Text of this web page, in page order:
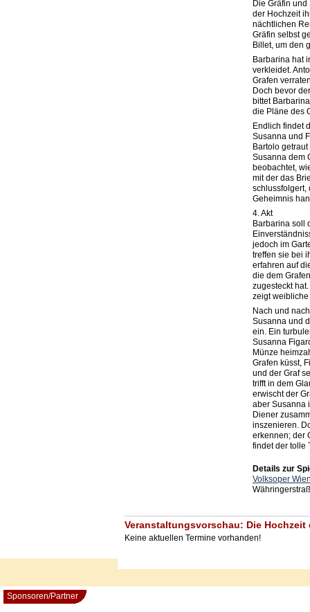
Die Gräfin
der Hochzeit
nächtlichen
Gräfin selbst
Billet, um den
Barbarina hat
verkleidet.
Grafen
Doch bevor
bittet
die Pläne des
Endlich findet
Susanna und
Bartolo
Susanna dem
beobachtet,
mit der das
schlussfolgert,
Geheimnis
4. Akt
Barbarina soll
jedoch im
treffen sie bei
erfahren auf
die dem
zugesteckt
zeigt
Nach und
Susanna und
ein. Ein
Susanna
Münze
Grafen küsst,
und der Graf
trifft in dem
erwischt der
aber Susanna
Diener
inszenieren.
erkennen; der
findet der tolle
Details zur
Volksoper
Veranstaltungsvorschau: Die Hochzeit
Keine aktuellen Termine vorhanden!
Sponsoren/Partner